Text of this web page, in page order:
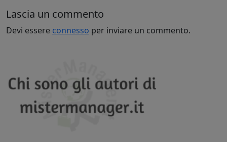
Lascia un commento
Devi essere connesso per inviare un commento.